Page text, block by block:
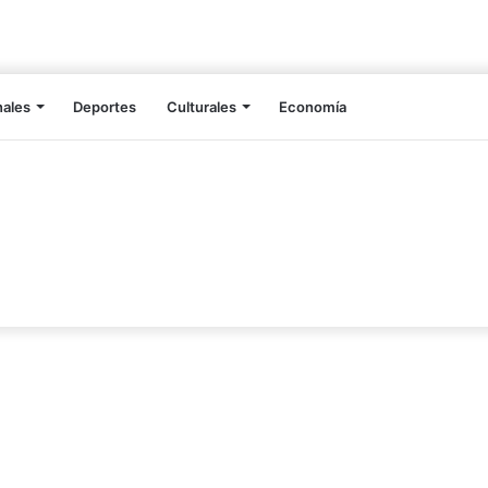
Deportes Culturales Economía